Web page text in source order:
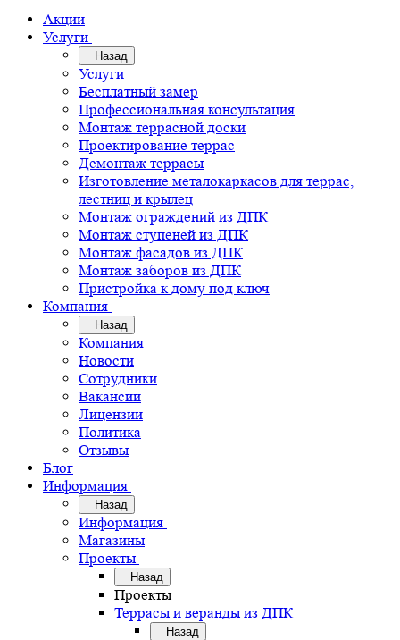
Акции
Услуги
Назад
Услуги
Бесплатный замер
Профессиональная консультация
Монтаж террасной доски
Проектирование террас
Демонтаж террасы
Изготовление металокаркасов для террас,
лестниц и крылец
Монтаж ограждений из ДПК
Монтаж ступеней из ДПК
Монтаж фасадов из ДПК
Монтаж заборов из ДПК
Пристройка к дому под ключ
Компания
Назад
Компания
Новости
Сотрудники
Вакансии
Лицензии
Политика
Отзывы
Блог
Информация
Назад
Информация
Магазины
Проекты
Назад
Проекты
Террасы и веранды из ДПК
Назад